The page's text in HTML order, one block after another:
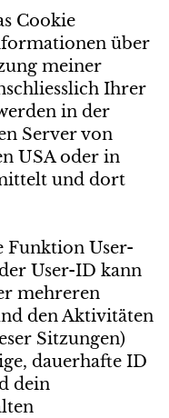
Cookie
über
meiner
Ihrer
in der
Server von
USA oder in
und dort
Funktion User-
User-ID kann
mehreren
den Aktivitäten
Sitzungen)
dauerhafte ID
dein